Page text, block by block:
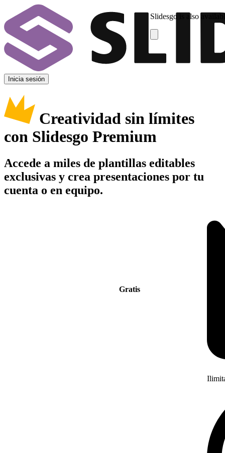
Slidesgo is also
Inicia sesión
Creatividad sin límites
con Slidesgo Premium
Accede a miles de plantillas editables
exclusivas y crea presentaciones por tu
cuenta o en equipo.
Gratis